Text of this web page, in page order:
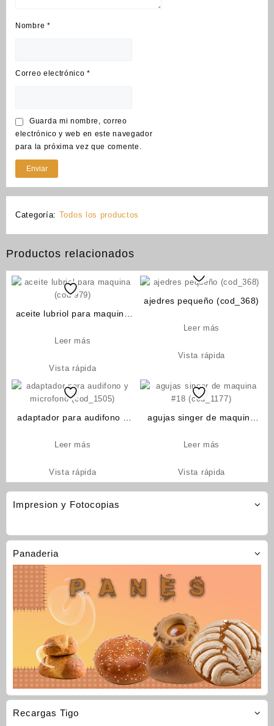
Impresion y Fotocopias
Panaderia
Recargas Tigo
Nombre *
Correo electrónico*
Guarda mi nombre, correo
electrónico y web en este navegador
para la próxima vez que comente.
Categoría: Todos los productos
Productos relacionados
aceite lubriol para maquina
Leer más
Vista rápida
ajedres pequeño (cod_368)
Leer más
Vista rápida
adaptador para audifono y
Leer más
Vista rápida
agujas singer de maquina
Leer más
Vista rápida